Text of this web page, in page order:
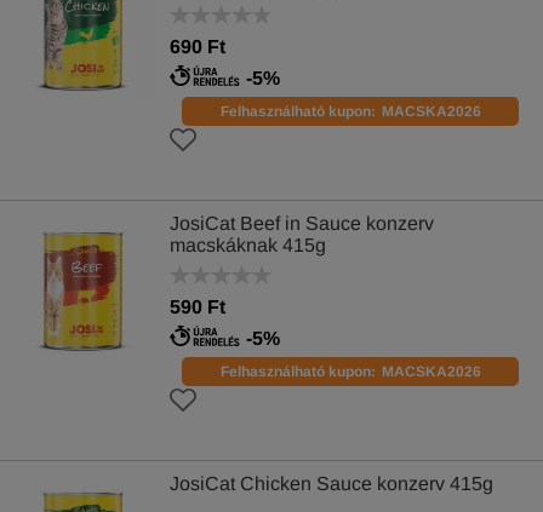
690 Ft
-5%
Felhasználható kupon: MACSKA2026
JosiCat Beef in Sauce konzerv
macskáknak 415g
590 Ft
-5%
Felhasználható kupon: MACSKA2026
JosiCat Chicken Sauce konzerv 415g